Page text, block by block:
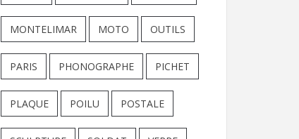
MONTELIMAR MOTO OUTILS
PARIS PHONOGRAPHE PICHET
PLAQUE POILU POSTALE